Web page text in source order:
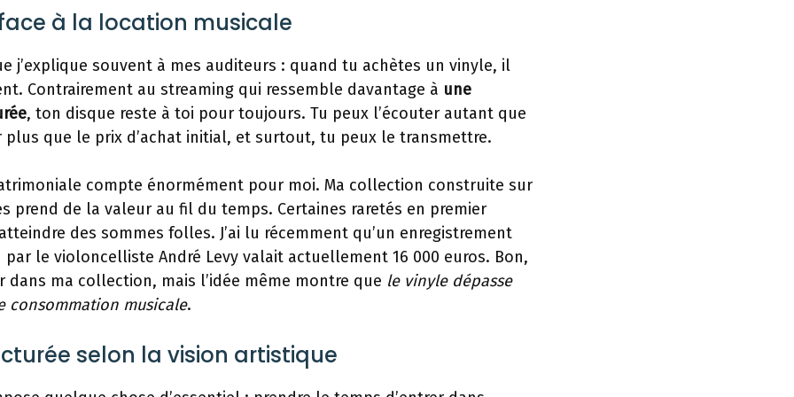
à la location musicale
j’explique souvent à mes auditeurs : quand tu achètes un vinyle, il
Contrairement au streaming qui ressemble davantage à une
, ton disque reste à toi pour toujours. Tu peux l’écouter autant que
plus que le prix d’achat initial, et surtout, tu peux le transmettre.
compte énormément pour moi. Ma collection construite sur
prend de la valeur au fil du temps. Certaines raretés en premier
des sommes folles. J’ai lu récemment qu’un enregistrement
par le violoncelliste André Levy valait actuellement 16 000 euros. Bon,
dans ma collection, mais l’idée même montre que le vinyle dépasse
consommation musicale.
selon la vision artistique